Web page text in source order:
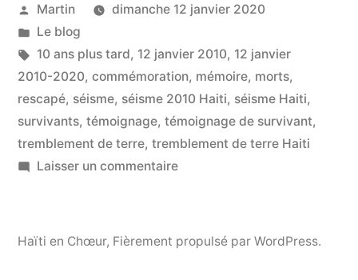
Publié
par
Martin
dimanche 12 janvier 2020
Publié
dans
Le blog
Étiquettes :
10 ans plus tard, 12 janvier 2010, 12 janvier
2010-2020, commémoration, mémoire, morts,
rescapé, séisme, séisme 2010 Haiti, séisme Haiti,
survivants, témoignage, témoignage de survivant,
tremblement de terre, tremblement de terre Haiti
Laisser un commentairesur
Haïti en Chœur, Fièrement propulsé par WordPress.